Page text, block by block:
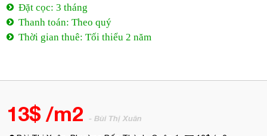
13$ /m2- Bùi Thị Xuân
MIỄN PHÍ DỊCH VỤ